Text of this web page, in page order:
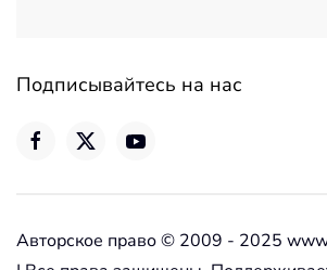
Подписывайтесь на нас
Авторское право © 2009 - 2025